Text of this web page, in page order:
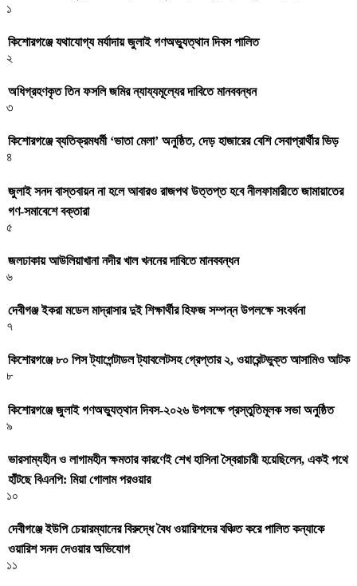
১
কিশোরগঞ্জে যথাযোগ্য মর্যাদায় জুলাই গণঅভ্যুত্থান দিবস পালিত
২
অধিগ্রহণকৃত তিন ফসলি জমির ন্যায্যমূল্যের দাবিতে মানববন্ধন
৩
কিশোরগঞ্জে ব্যতিক্রমধর্মী ‘ভাতা মেলা’ অনুষ্ঠিত, দেড় হাজারের বেশি সেবাপ্রার্থীর ভিড়
৪
জুলাই সনদ বাস্তবায়ন না হলে আবারও রাজপথ উত্তপ্ত হবে নীলফামারীতে জামায়াতের
গণ-সমাবেশে বক্তারা
৫
জলঢাকায় আউলিয়াখানা নদীর খাল খননের দাবিতে মানববন্ধন
৬
দেবীগঞ্জ ইকরা মডেল মাদ্রাসার দুই শিক্ষার্থীর হিফজ সম্পন্ন উপলক্ষে সংবর্ধনা
৭
কিশোরগঞ্জে ৮০ পিস ট্যাপেন্টাডল ট্যাবলেটসহ গ্রেপ্তার ২, ওয়ারেন্টভুক্ত আসামিও আটক
৮
কিশোরগঞ্জে জুলাই গণঅভ্যুত্থান দিবস-২০২৬ উপলক্ষে প্রস্তুতিমূলক সভা অনুষ্ঠিত
৯
ভারসাম্যহীন ও লাগামহীন ক্ষমতার কারণেই শেখ হাসিনা স্বৈরাচারী হয়েছিলেন, একই পথে
হাঁটছে বিএনপি: মিয়া গোলাম পরওয়ার
১০
দেবীগঞ্জে ইউপি চেয়ারম্যানের বিরুদ্ধে বৈধ ওয়ারিশদের বঞ্চিত করে পালিত কন্যাকে
ওয়ারিশ সনদ দেওয়ার অভিযোগ
১১